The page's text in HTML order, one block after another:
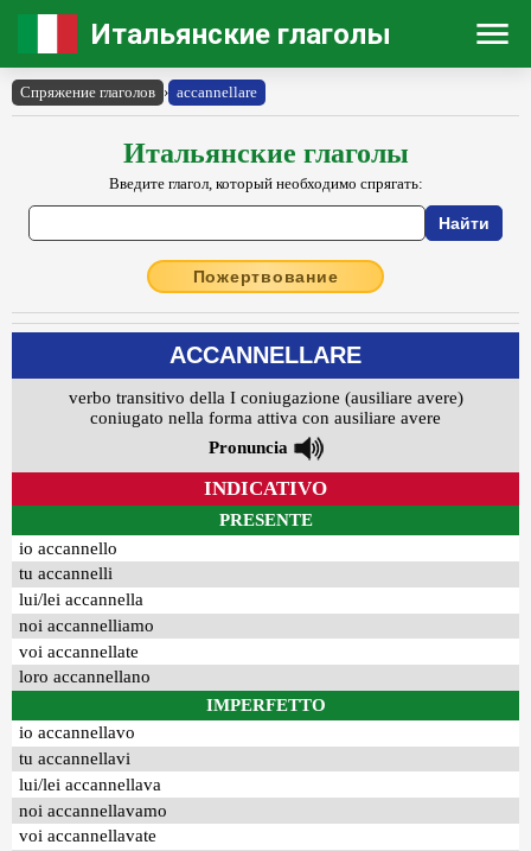
Итальянские глаголы
Спряжение глаголов › accannellare
Итальянские глаголы
Введите глагол, который необходимо спрягать:
Пожертвование
ACCANNELLARE
verbo transitivo della I coniugazione (ausiliare avere)
coniugato nella forma attiva con ausiliare avere
Pronuncia
INDICATIVO
PRESENTE
io accannello
tu accannelli
lui/lei accannella
noi accannelliamo
voi accannellate
loro accannellano
IMPERFETTO
io accannellavo
tu accannellavi
lui/lei accannellava
noi accannellavamo
voi accannellavate